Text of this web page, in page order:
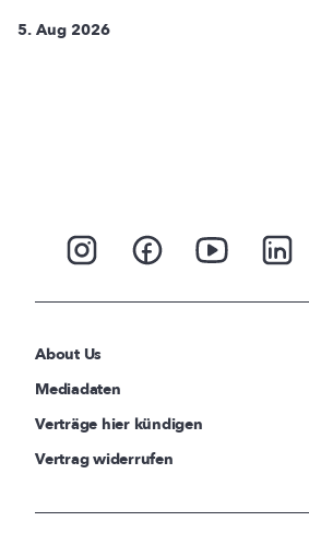
5. Aug 2026
About Us
Mediadaten
Verträge hier kündigen
Vertrag widerrufen